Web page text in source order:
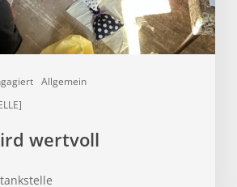
Allgemein
wertvoll